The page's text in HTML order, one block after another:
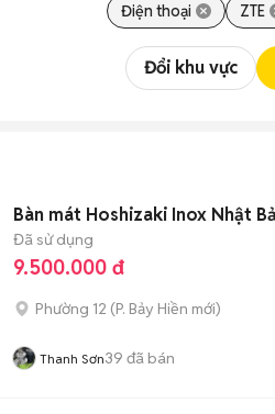
Điện thoại ZTE
Đổi khu vực
Bàn mát Hoshizaki Inox Nhật
Đã sử dụng
9.500.000 đ
Phường 12 (P. Bảy Hiền mới)
Thanh Sơn39 đã bán